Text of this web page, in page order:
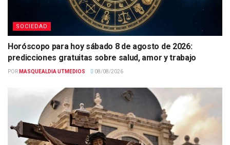
SOCIEDAD
Horóscopo para hoy sábado 8 de agosto de 2026:
predicciones gratuitas sobre salud, amor y trabajo
POR MASQUEALDIA UTMEDIOS 08/08/2026